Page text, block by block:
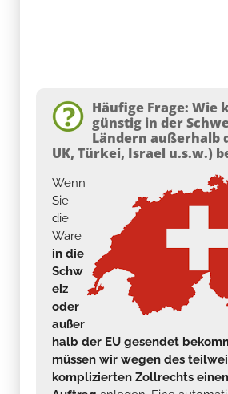
Häufige Frage: Wie
günstig in der
Ländern außerhalb
UK, Türkei, Israel u.s.w.)
Wenn
Sie
die
Ware
in die
Schw
eiz
oder
außer
halb der EU gesendet
müssen wir wegen des
komplizierten Zollrechts